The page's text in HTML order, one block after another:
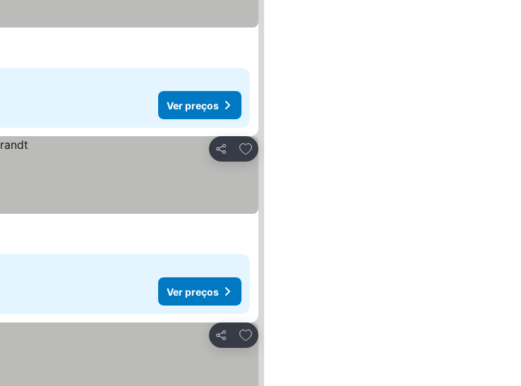
Ver preços
Partilhar
Adicionar aos favoritos
Ver preços
Partilhar
Adicionar aos favoritos